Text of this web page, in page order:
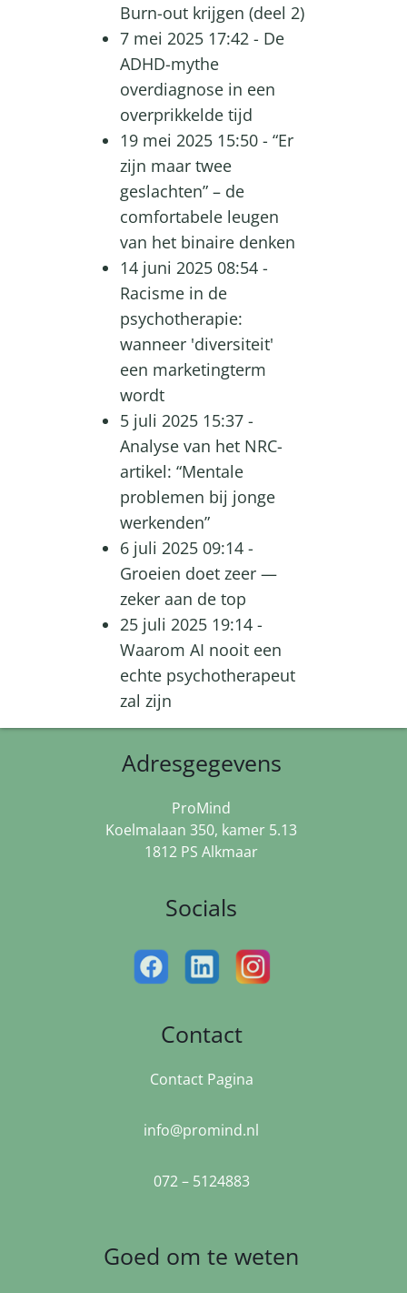
Burn-out krijgen (deel 2)
7 mei 2025 17:42 - De
ADHD-mythe
overdiagnose in een
overprikkelde tijd
19 mei 2025 15:50 - “Er
zijn maar twee
geslachten” – de
comfortabele leugen
van het binaire denken
14 juni 2025 08:54 -
Racisme in de
psychotherapie:
wanneer 'diversiteit'
een marketingterm
wordt
5 juli 2025 15:37 -
Analyse van het NRC-
artikel: “Mentale
problemen bij jonge
werkenden”
6 juli 2025 09:14 -
Groeien doet zeer —
zeker aan de top
25 juli 2025 19:14 -
Waarom AI nooit een
echte psychotherapeut
zal zijn
Adresgegevens
ProMind
Koelmalaan 350, kamer 5.13
1812 PS Alkmaar
Socials
Contact
Contact Pagina
info@promind.nl
072 – 5124883
Goed om te weten